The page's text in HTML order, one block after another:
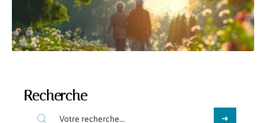
Recherche